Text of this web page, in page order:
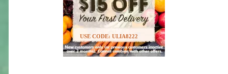
USE CODE: ULIA8222